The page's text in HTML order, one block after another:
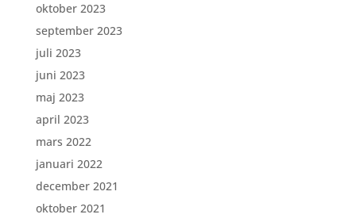
oktober 2023
september 2023
juli 2023
juni 2023
maj 2023
april 2023
mars 2022
januari 2022
december 2021
oktober 2021